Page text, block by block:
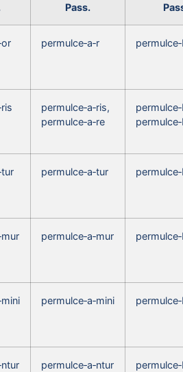
Pass.
permulce‑a‑r
permulce‑a‑ris,
permulce‑a‑re
permulce‑a‑tur
permulce‑a‑mur
permulce‑a‑mini
permulce‑a‑ntur